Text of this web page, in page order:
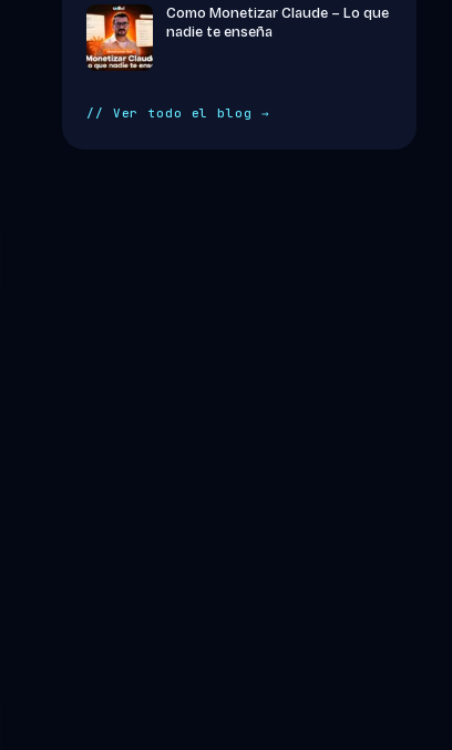
Como Monetizar Claude – Lo que
nadie te enseña
// Ver todo el blog →